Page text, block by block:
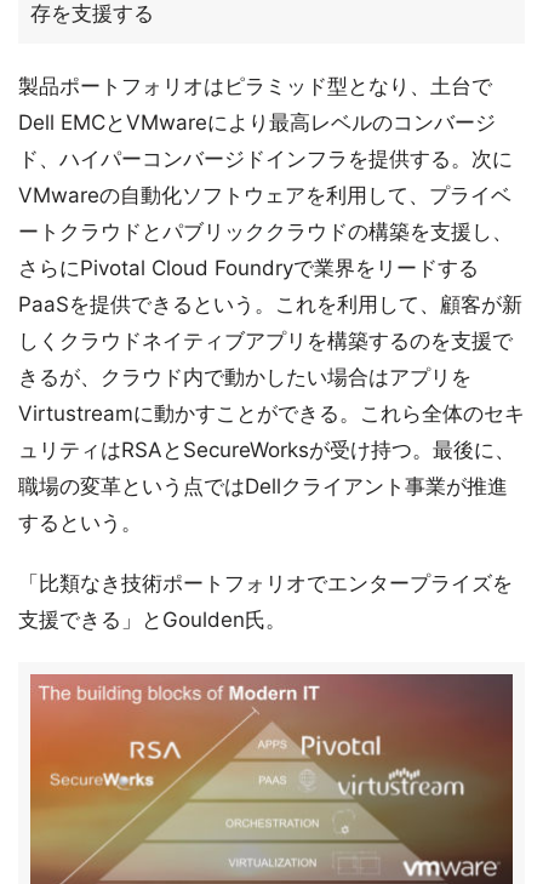
存を支援する
製品ポートフォリオはピラミッド型となり、土台で
Dell EMCとVMwareにより最高レベルのコンバージ
ド、ハイパーコンバージドインフラを提供する。次に
VMwareの自動化ソフトウェアを利用して、プライベ
ートクラウドとパブリッククラウドの構築を支援し、
さらにPivotal Cloud Foundryで業界をリードする
PaaSを提供できるという。これを利用して、顧客が新
しくクラウドネイティブアプリを構築するのを支援で
きるが、クラウド内で動かしたい場合はアプリを
Virtustreamに動かすことができる。これら全体のセキ
ュリティはRSAとSecureWorksが受け持つ。最後に、
職場の変革という点ではDellクライアント事業が推進
するという。
「比類なき技術ポートフォリオでエンタープライズを
支援できる」とGoulden氏。